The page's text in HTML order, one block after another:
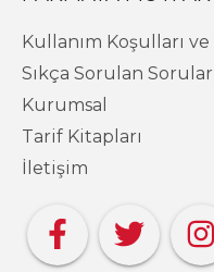
Kullanım Koşulları
Sıkça Sorulan Sorular
Kurumsal
Tarif Kitapları
İletişim